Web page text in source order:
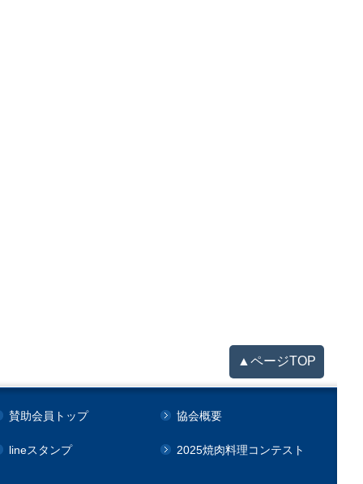
▲ページTOP
賛助会員トップ 協会概要
lineスタンプ 2025焼肉料理コンテスト